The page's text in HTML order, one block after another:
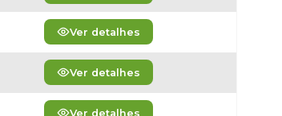
Ver detalhes
Ver detalhes
Ver detalhes